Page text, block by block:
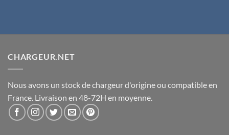
CHARGEUR.NET
Nous avons un stock de chargeur d'origine ou compatible en
France. Livraison en 48-72H en moyenne.